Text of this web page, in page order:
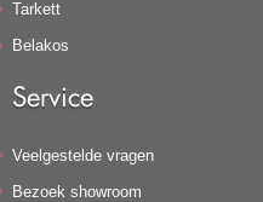
Tarkett
Belakos
Service
Veelgestelde vragen
Bezoek showroom